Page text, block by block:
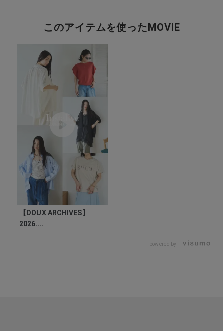
このアイテムを使ったMOVIE
【DOUX ARCHIVES】
2026....
powered by